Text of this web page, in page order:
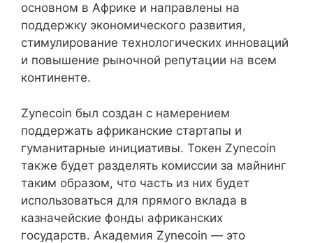
основном в Африке и направлены на
поддержку экономического развития,
стимулирование технологических инноваций
и повышение рыночной репутации на всем
континенте.
Zynecoin был создан с намерением
поддержать африканские стартапы и
гуманитарные инициативы. Токен Zynecoin
также будет разделять комиссии за майнинг
таким образом, что часть из них будет
использоваться для прямого вклада в
казначейские фонды африканских
государств. Академия Zynecoin — это